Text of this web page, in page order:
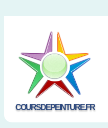
COURSDEPEINTURE.FR